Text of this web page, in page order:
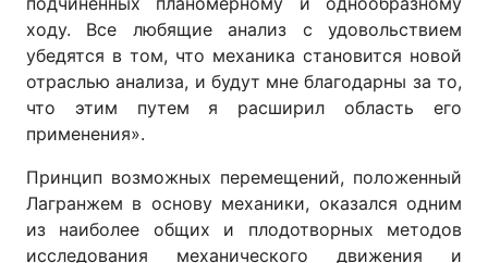
ходу. Все любящие анализ с удовольствием
убедятся в том, что механика становится новой
отраслью анализа, и будут мне благодарны за то,
что этим путем я расширил область его
применения».
Принцип возможных перемещений, положенный
Лагранжем в основу механики, оказался одним
из наиболее общих и плодотворных методов
исследования механического движения и